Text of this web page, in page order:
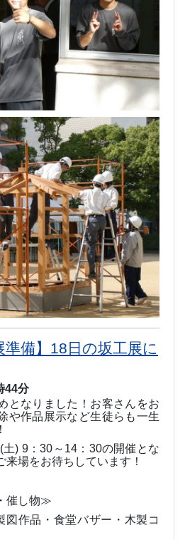
準備】18日の坂工展に
44分
となりました！お客さんをお
や作品展示など生徒らも一生
(土) 9：30 ～ 14： 30の開催とな
来場をお待ちしています！
催し物≫
図作品・食堂バザー・木製コ